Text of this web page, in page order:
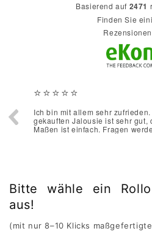
basierend auf 2471
finden Sie einige der
Zum ersten Mal eingekauft,
günstig, gute Qualität. Gern
Bitte wähle ein
aus!
(mit nur 8–10 Klicks